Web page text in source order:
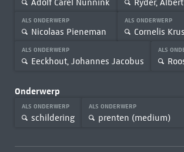
ALS ONDERWERP
Nicolaas Pieneman
ALS ONDERWERP
Cornelis
ALS ONDERWERP
Eeckhout, Johannes Jacobus
ALS
Onderwerp
ALS ONDERWERP
schildering
ALS ONDERWERP
prenten (medium)